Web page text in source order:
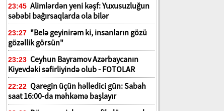
23:45 Alimlərdən yeni kəşf: Yuxusuzluğun
səbəbi bağırsaqlarda ola bilər
23:27 "Belə geyinirəm ki, insanların gözü
gözəllik görsün"
23:23 Ceyhun Bayramov Azərbaycanın
Kiyevdəki səfirliyində olub - FOTOLAR
22:22 Qaregin üçün həlledici gün: Sabah
saat 16:00-da məhkəmə başlayır